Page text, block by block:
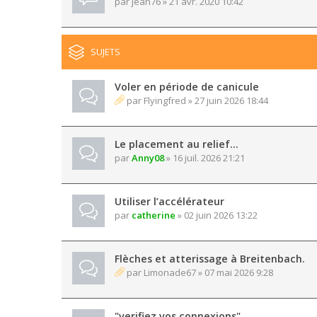
SUJETS
Voler en période de canicule
par Flyingfred » 27 juin 2026 18:44
Le placement au relief...
parAnny08» 16 juil. 2026 21:21
Utiliser l’accélérateur
par catherine » 02 juin 2026 13:22
Flèches et atterissage à Breitenbach.
par Limonade67» 07 mai 2026 9:28